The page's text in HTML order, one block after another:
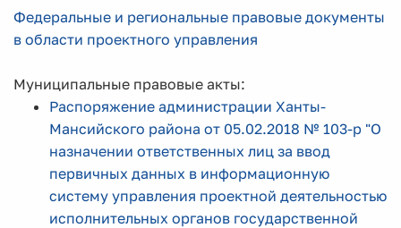
Федеральные и региональные правовые документы
в области проектного управления
Муниципальные правовые акты:
Распоряжение администрации Ханты-
Мансийского района от 05.02.2018 № 103-р "О
назначении ответственных лиц за ввод
первичных данных в информационную
систему управления проектной деятельностью
исполнительных органов государственной